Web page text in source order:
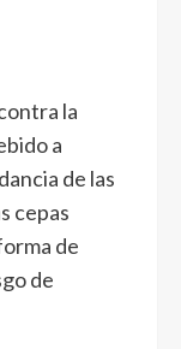
la
a
de las
cepas
de
de